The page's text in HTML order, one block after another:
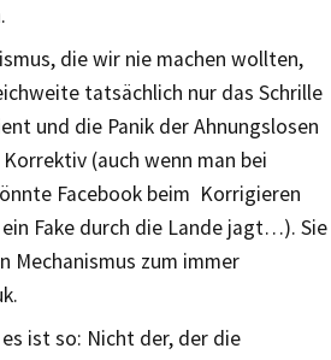
die wir nie machen wollten,
tatsächlich nur das Schrille
und die Panik der Ahnungslosen
(auch wenn man bei
Facebook beim Korrigieren
Fake durch die Lande jagt…). Sie
Mechanismus zum immer
ist so: Nicht der, der die